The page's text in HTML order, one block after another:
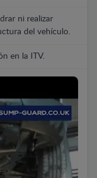
ni realizar
del vehículo.
en la ITV.